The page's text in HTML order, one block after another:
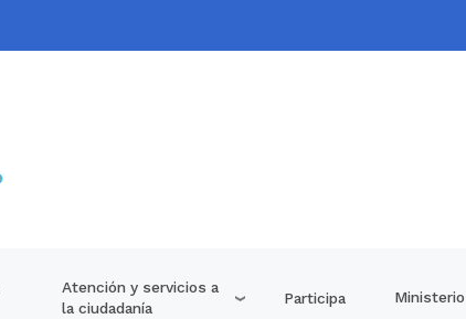
Atención y servicios a
la ciudadanía
Participa Ministerio